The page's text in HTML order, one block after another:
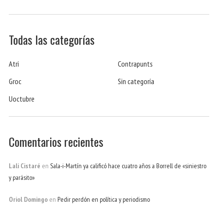
Todas las categorías
Atri
Contrapunts
Groc
Sin categoría
Uoctubre
Comentarios recientes
Lali Cistaré en Sala-i-Martín ya calificó hace cuatro años a Borrell de «siniestro
y parásito»
Oriol Domingo en Pedir perdón en política y periodismo